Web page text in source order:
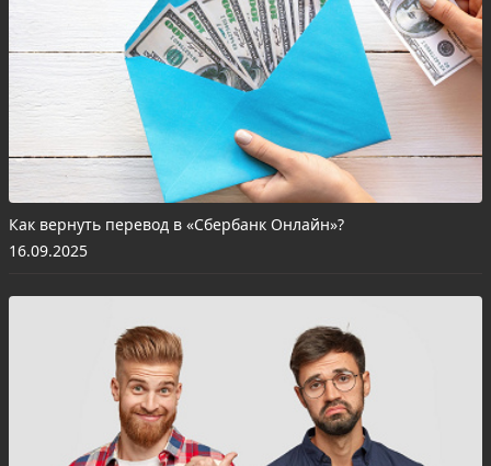
Как вернуть перевод в «Сбербанк Онлайн»?
16.09.2025